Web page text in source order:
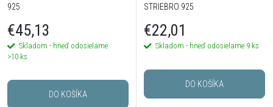
925
€45,13
Skladom - hneď odosielame
>10 ks
DO KOŠÍKA
STRIEBRO 925
€22,01
Skladom - hneď odosielame 9 ks
DO KOŠÍKA